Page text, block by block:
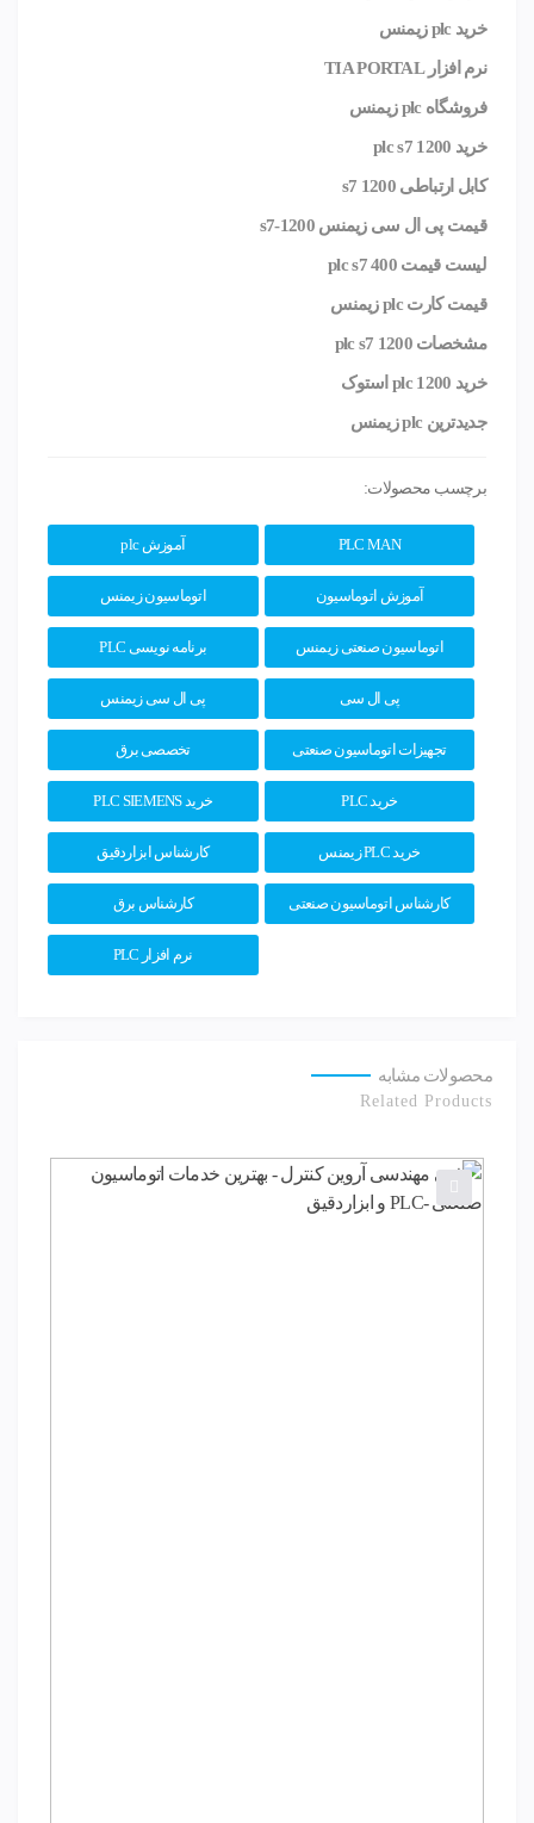
خرید plc زیمنس
نرم افزار TIA PORTAL
فروشگاه plc زیمنس
خرید plc s7 1200
کابل ارتباطی s7 1200
قیمت پی ال سی زیمنس s7-1200
لیست قیمت plc s7 400
قیمت کارت plc زیمنس
مشخصات plc s7 1200
خرید استوک
جدیدترین
برچسب محصولات:
PLC MAN آموزش plc
آموزش اتوماسیون اتوماسیون زیمنس
اتوماسیون صنعتی زیمنس برنامه نویسی PLC
پی ال سی پی ال سی زیمنس
تجهیزات اتوماسیون صنعتی تخصصی برق
خرید PLC خرید PLC SIEMENS
خرید PLC زیمنس کارشناس ابزاردقیق
کارشناس اتوماسیون صنعتی کارشناس برق
نرم افزار PLC
محصولات مشابه
Related Products